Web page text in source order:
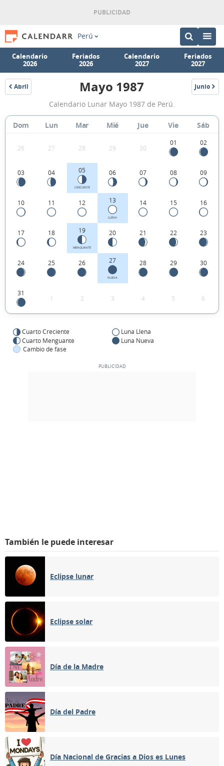
Perú
Calendario
2026
Feriados
2026
Calendario
2027
Feriados
2027
Abril
1987
Calendario
Lunar
Mayo
Perú.
Mayo 1987 Junio
1987
Calendario Lunar Mayo 1987 de Perú.
Dom Lun Mar Mié Jue Vie Sáb
26 27 28 29 30
01 02
03 04 05
CRECIENTE
06 07 08 09
10 11 12 13
LLENA
14 15 16
17 18 19
MENGUANTE
20 21 22 23
24 25 26 27
NUEVA
28 29 30
31
1 2 3 4 5 6
Cuarto Creciente
Luna Llena
Cuarto Menguante
Luna Nueva
Cambio de fase
También le puede interesar
Eclipse lunar
Eclipse solar
Día de la Madre
Día del Padre
Día Nacional de Gracias a Dios es Lunes